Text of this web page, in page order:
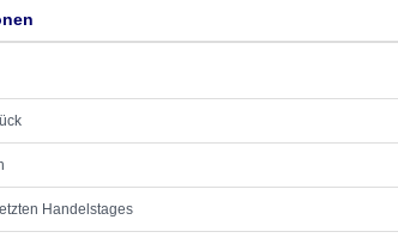
Handelstages